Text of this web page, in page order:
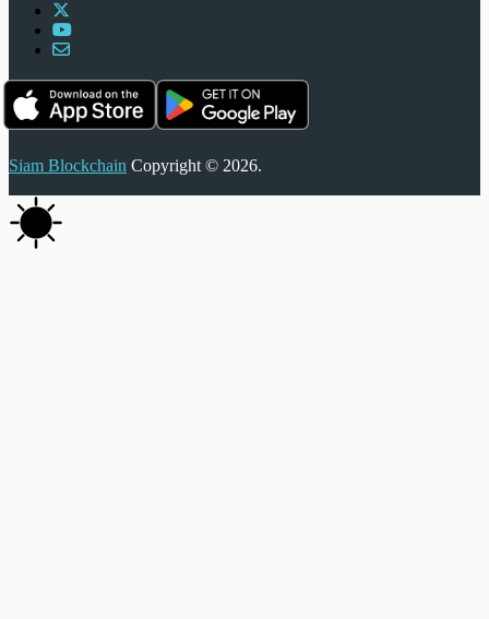
Siam Blockchain Copyright © 2026.